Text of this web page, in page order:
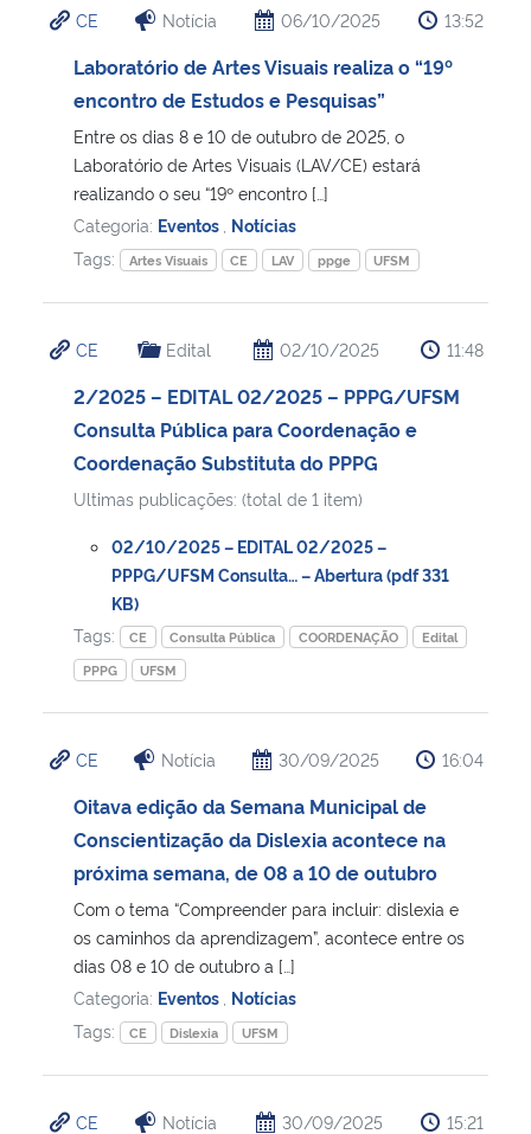
Ministério da Cidadania
Ministério de Minas e Energia
Ministério da Ciência, Tecnologia, Inovações e Comunicações
Ministério do Meio Ambiente
Ministério do Desenvolvimento Regional
Controladoria-Geral da União
Secretaria-Geral
Secretaria de Governo
Gabinete de Segurança Institucional
Advocacia-Geral da União
Banco Central do Brasil
CE Notícia 06/10/2025 13:52
Laboratório de Artes Visuais realiza o “19º
encontro de Estudos e Pesquisas”
Entre os dias 8 e 10 de outubro de 2025, o
Laboratório de Artes Visuais (LAV/CE) estará
realizando o seu “19º encontro […]
Categoria: Eventos Notícias
Tags:
Artes Visuais CE LAV ppge UFSM
CE Edital 02/10/2025 11:48
2/2025 – EDITAL 02/2025 – PPPG/UFSM
Consulta Pública para Coordenação e
Coordenação Substituta do PPPG
Ultimas publicações: (total de 1 item)
02/10/2025 – EDITAL 02/2025 –
PPPG/UFSM Consulta… – Abertura (pdf 331
KB)
Tags:
CE Consulta Pública COORDENAÇÃO
Edital
PPPG
UFSM
CE Notícia 30/09/2025 16:04
Oitava edição da Semana Municipal de
Conscientização da Dislexia acontece na
próxima semana, de 08 a 10 de outubro
Com o tema “Compreender para incluir: dislexia e
os caminhos da aprendizagem”, acontece entre os
dias 08 e 10 de outubro a […]
Categoria: Eventos Notícias
Tags:
CE Dislexia UFSM
CE Notícia 30/09/2025 15:21